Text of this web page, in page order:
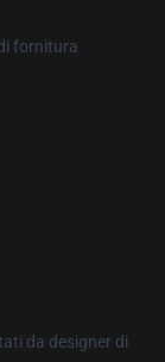
fornitura
da designer di